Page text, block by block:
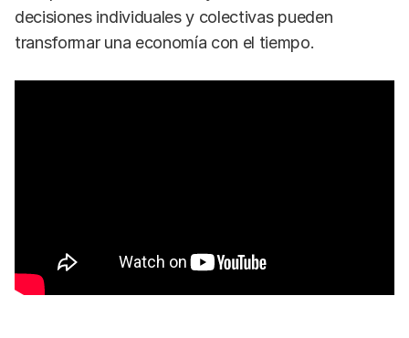
decisiones individuales y colectivas pueden
transformar una economía con el tiempo.